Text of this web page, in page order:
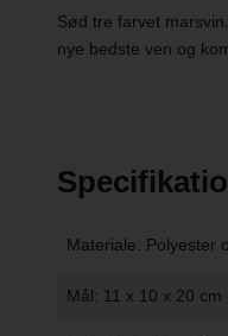
Sød tre farvet
nye bedste ven og
Materiale: Polyester
Mål: 11 x 10 x 20 cm